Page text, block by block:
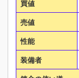
買値
売値
性能
装備者